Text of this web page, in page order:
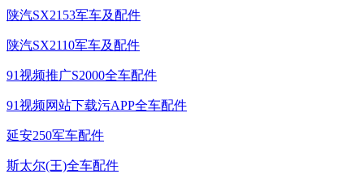
陕汽SX2153军车及配件
陕汽SX2110军车及配件
91视频推广S2000全车配件
91视频网站下载污APP全车配件
延安250军车配件
斯太尔(王)全车配件